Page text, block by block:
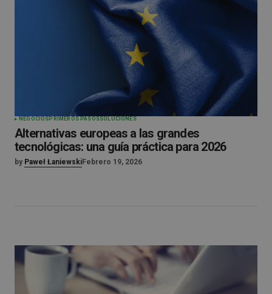
NEGOCIOS PRIMEROS PASOSSOLUCIONES
Alternativas europeas a las grandes
tecnológicas: una guía práctica para 2026
by Paweł ŁaniewskiFebrero 19, 2026